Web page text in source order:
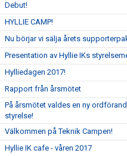
Debut!
HYLLIE CAMP!
Nu börjar vi sälja årets
Presentation av Hyllie IKs
Hylliedagen 2017!
Rapport från årsmötet
På årsmötet valdes en ny
styrelse!
Välkommen på Teknik Campen!
Hyllie IK cafe - våren 2017